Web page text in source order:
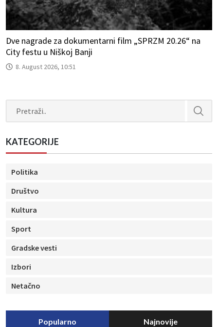
Dve nagrade za dokumentarni film „SPRZM 20.26“ na
City festu u Niškoj Banji
8. August 2026, 10:51
KATEGORIJE
Politika
Društvo
Kultura
Sport
Gradske vesti
Izbori
Netačno
Popularno Najnovije